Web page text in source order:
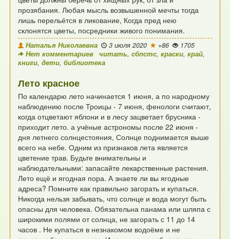
прозябания. Любая мысль возвышенной мечты тогда
лишь перельётся в ликование, Когда пред нею
склонятся цветы, посредники живого понимания.
Наталья Николаевна 3 июля 2020 +86
1705
Нет комментариев
читать,сбпстс,краски,край,
книги,дети,библиотека
Лето красное
По календарю лето начинается 1 июня,а по народному
наблюдению после Троицы - 7 июня, фенологи считают,
когда отцветаютяблони и в лесу зацветает брусника -
приходит лето. а учёные астрономы после 22 июня -
дня летнего солнцестояния,Солнце поднимается выше
всего на небе. Одним из признаков лета является
цветение трав. Будьте внимательны и
наблюдательными:запасайте лекарственные растения.
Лето ещё и ягодная пора. А знаете ли вы ягодные
адреса? Помните как правильно загорать и купаться.
Никогда нельзя забывать, что солнце и вода могут быть
опасны для человека.Обязательна панама или шляпа с
широкими полями от солнца, не загорать с 11 до 14
часов . Не купаться в незнакомом водоёме и не